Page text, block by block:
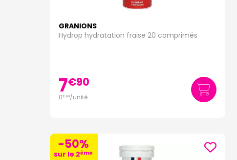
GRANIONS
Hydrop hydratation fraise 20 comprimés
7€90
0€40/unité
-50%
sur le 2ème